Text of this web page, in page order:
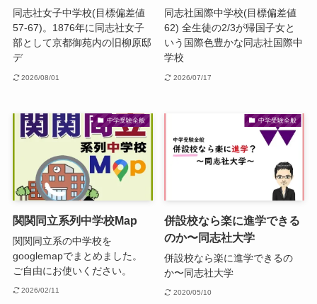
同志社女子中学校(目標偏差値
57-67)。1876年に同志社女子
部として京都御苑内の旧柳原邸
デ
2026/08/01
同志社国際中学校(目標偏差値
62) 全生徒の2/3が帰国子女と
いう国際色豊かな同志社国際中
学校
2026/07/17
中学受験全般
関関同立系列中学校Map
関関同立系の中学校を
googlemapでまとめました。
ご自由にお使いください。
2026/02/11
中学受験全般
併設校なら楽に進学できる
のか〜同志社大学
併設校なら楽に進学できるの
か〜同志社大学
2020/05/10